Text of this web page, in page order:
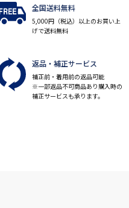
全国送料無料
5,000円（税込）以上のお買い上
げで送料無料
返品・補正サービス
補正前・着用前の返品可能
※一部返品不可商品あり購入時の
補正サービスも承ります。